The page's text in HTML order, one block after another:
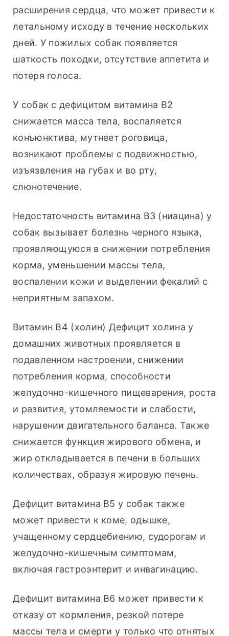
расширения сердца, что может привести к
летальному исходу в течение нескольких
дней. У пожилых собак появляется
шаткость походки, отсутствие аппетита и
потеря голоса.
У собак с дефицитом витамина B2
снижается масса тела, воспаляется
конъюнктива, мутнеет роговица,
возникают проблемы с подвижностью,
изъязвления на губах и во рту,
слюнотечение.
Недостаточность витамина B3 (ниацина) у
собак вызывает болезнь черного языка,
проявляющуюся в снижении потребления
корма, уменьшении массы тела,
воспалении кожи и выделении фекалий с
неприятным запахом.
Витамин B4 (холин) Дефицит холина у
домашних животных проявляется в
подавленном настроении, снижении
потребления корма, способности
желудочно-кишечного пищеварения, роста
и развития, утомляемости и слабости,
нарушении двигательного баланса. Также
снижается функция жирового обмена, и
жир откладывается в печени в больших
количествах, образуя жировую печень.
Дефицит витамина B5 у собак также
может привести к коме, одышке,
учащенному сердцебиению, судорогам и
желудочно-кишечным симптомам,
включая гастроэнтерит и инвагинацию.
Дефицит витамина B6 может привести к
отказу от кормления, резкой потере
массы тела и смерти у только что отнятых